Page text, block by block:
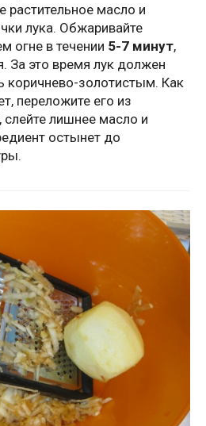
растительное масло и
лука. Обжаривайте
огне в течении 5-7 минут,
За это время лук должен
коричнево-золотистым. Как
переложите его из
лишнее масло и
остынет до